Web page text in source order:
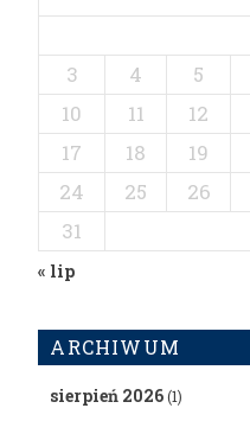
3
4 5
10
11 12
17
18 19
24
25 26
31
« lip
ARCHIWUM
sierpień 2026(1)